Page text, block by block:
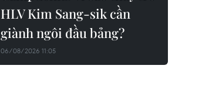
HLV Kim Sang-sik cần
giành ngôi đầu bảng?
06/08/2026 11:05